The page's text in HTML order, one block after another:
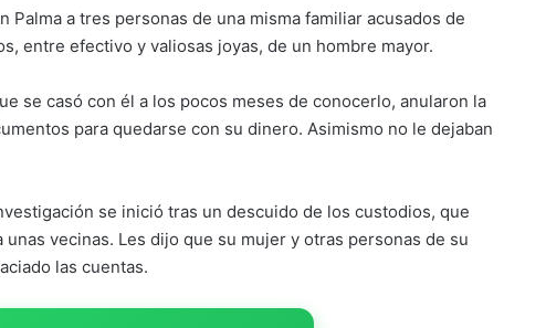
Palma a tres personas de una misma familiar acusados de
entre efectivo y valiosas joyas, de un hombre mayor.
se casó con él a los pocos meses de conocerlo, anularon la
para quedarse con su dinero. Asimismo no le dejaban
se inició tras un descuido de los custodios, que
vecinas. Les dijo que su mujer y otras personas de su
las cuentas.